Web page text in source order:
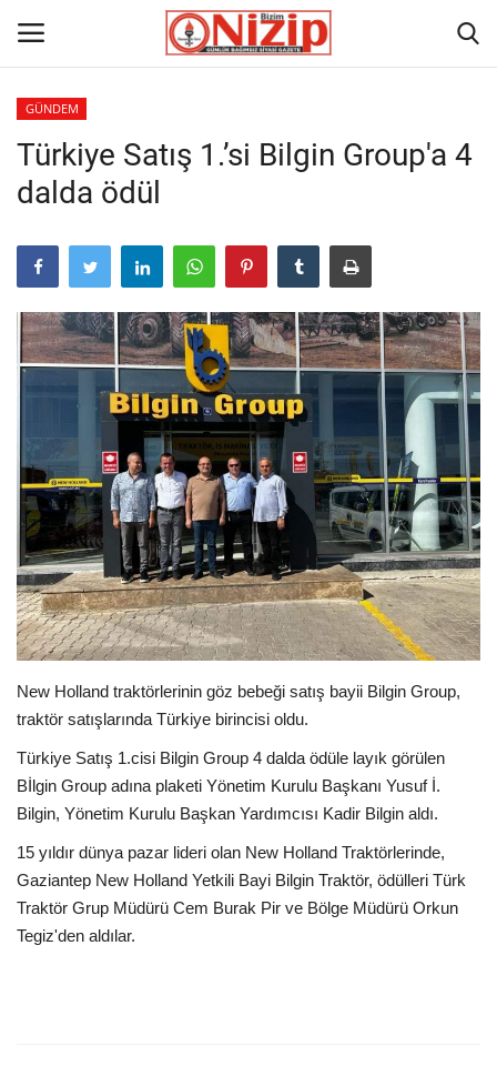
Ana
GÜNDEM
Gazete
Asayiş
Ulusalhaber
Siyaset
Ekonomi
Spor
SAĞLIK
EĞİTİM
Resmiilan
Gaziantep..
GÜNDEM
Türkiye Satış 1.’si Bilgin Group'a 4
dalda ödül
New Holland traktörlerinin göz bebeği satış bayii Bilgin Group,
traktör satışlarında Türkiye birincisi oldu.
Türkiye Satış 1.cisi Bilgin Group 4 dalda ödüle layık görülen
Bİlgin Group adına plaketi Yönetim Kurulu Başkanı Yusuf İ.
Bilgin, Yönetim Kurulu Başkan Yardımcısı Kadir Bilgin aldı.
15 yıldır dünya pazar lideri olan New Holland Traktörlerinde,
Gaziantep New Holland Yetkili Bayi Bilgin Traktör, ödülleri Türk
Traktör Grup Müdürü Cem Burak Pir ve Bölge Müdürü Orkun
Tegiz'den aldılar.